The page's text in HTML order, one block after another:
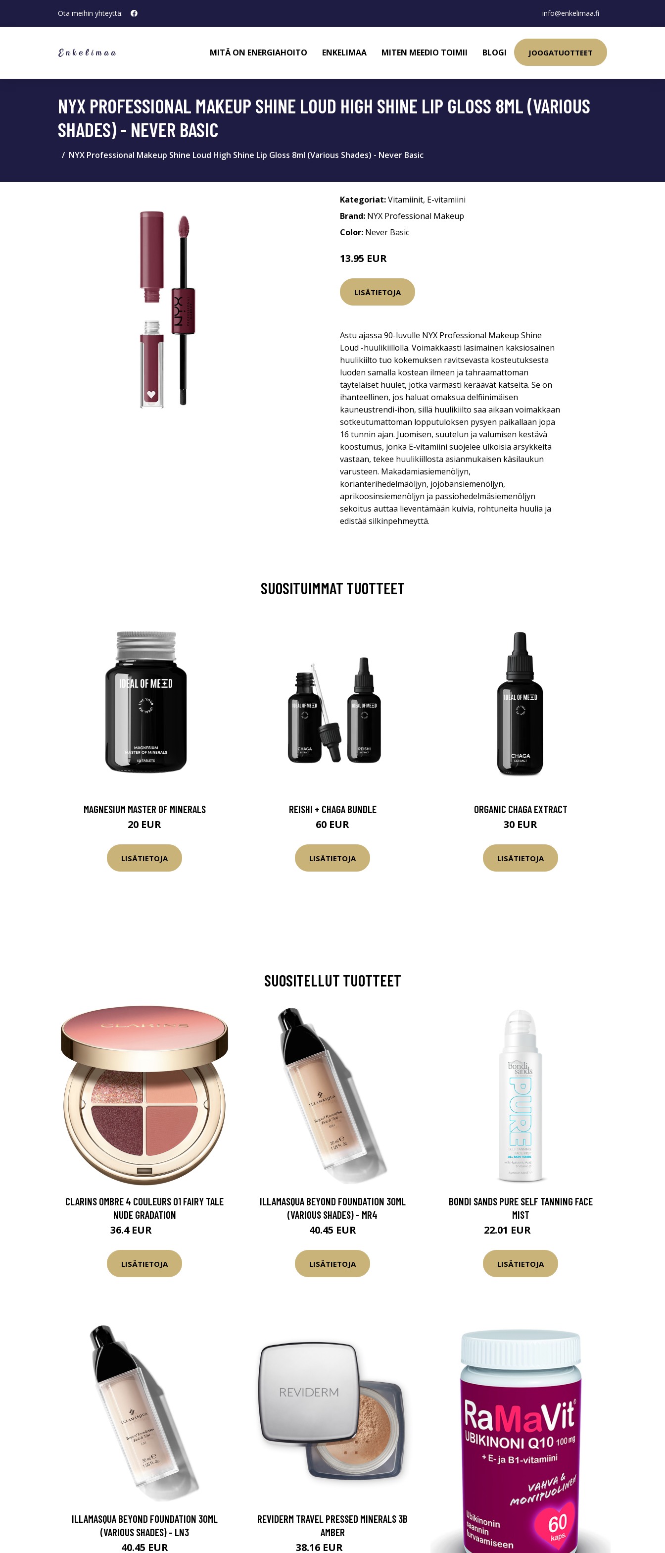
Ota meihin yhteyttä: info@enkelimaa.fi
MITÄ ON ENERGIAHOITO ENKELIMAA MITEN MEEDIO TOIMII BLOGI JOOGATUOTTEET
NYX PROFESSIONAL MAKEUP SHINE LOUD HIGH SHINE LIP GLOSS 8ML (VARIOUS
SHADES) - NEVER BASIC
NYX Professional Makeup Shine Loud High Shine Lip Gloss 8ml (Various Shades) - Never Basic
Kategoriat:Vitamiinit, E-vitamiini
Brand: NYX Professional Makeup
Color: Never Basic
13.95 EUR
LISÄTIETOJA
Astu ajassa 90-luvulle NYX Professional Makeup Shine
Loud -huulikiillolla. Voimakkaasti lasimainen kaksiosainen
huulikiilto tuo kokemuksen ravitsevasta kosteutuksesta
luoden samalla kostean ilmeen ja tahraamattoman
täyteläiset huulet, jotka varmasti keräävät katseita. Se on
ihanteellinen, jos haluat omaksua delfiinimäisen
kauneustrendi-ihon, sillä huulikiilto saa aikaan voimakkaan
sotkeutumattoman lopputuloksen pysyen paikallaan jopa
16 tunnin ajan. Juomisen, suutelun ja valumisen kestävä
koostumus, jonka E-vitamiini suojelee ulkoisia ärsykkeitä
vastaan, tekee huulikiillosta asianmukaisen käsilaukun
varusteen. Makadamiasiemenöljyn,
korianterihedelmäöljyn, jojobansiemenöljyn,
aprikoosinsiemenöljyn ja passiohedelmäsiemenöljyn
sekoitus auttaa lieventämään kuivia, rohtuneita huulia ja
edistää silkinpehmeyttä.
SUOSITUIMMAT TUOTTEET
MAGNESIUM MASTER OF MINERALS
20 EUR
LISÄTIETOJA
REISHI + CHAGA BUNDLE
60 EUR
LISÄTIETOJA
ORGANIC CHAGA EXTRACT
30 EUR
LISÄTIETOJA
SUOSITELLUT TUOTTEET
CLARINS OMBRE 4 COULEURS 01 FAIRY TALE
NUDE GRADATION
36.4 EUR
LISÄTIETOJA
ILLAMASQUA BEYOND FOUNDATION 30ML
(VARIOUS SHADES) - MR4
40.45 EUR
LISÄTIETOJA
BONDI SANDS PURE SELF TANNING FACE
MIST
22.01 EUR
LISÄTIETOJA
ILLAMASQUA BEYOND FOUNDATION 30ML
(VARIOUS SHADES) - LN3
40.45 EUR
REVIDERM TRAVEL PRESSED MINERALS 3B
AMBER
38.16 EUR